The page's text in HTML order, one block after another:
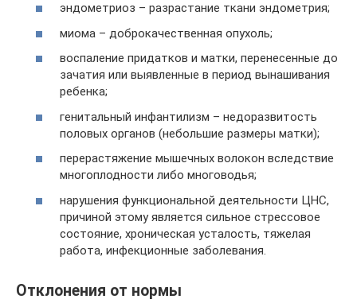
эндометриоз – разрастание ткани эндометрия;
миома – доброкачественная опухоль;
воспаление придатков и матки, перенесенные до
зачатия или выявленные в период вынашивания
ребенка;
генитальный инфантилизм – недоразвитость
половых органов (небольшие размеры матки);
перерастяжение мышечных волокон вследствие
многоплодности либо многоводья;
нарушения функциональной деятельности ЦНС,
причиной этому является сильное стрессовое
состояние, хроническая усталость, тяжелая
работа, инфекционные заболевания.
Отклонения от нормы